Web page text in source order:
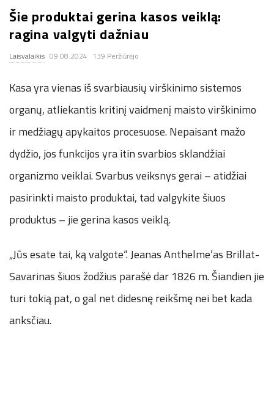
.
c
o
.
u
k
Šie produktai gerina kasos veiklą:
ragina valgyti dažniau
Laisvalaikis 09.08.2024 139 Peržiūrėjo
Kasa yra vienas iš svarbiausių virškinimo sistemos
organų, atliekantis kritinį vaidmenį maisto virškinimo
ir medžiagų apykaitos procesuose. Nepaisant mažo
dydžio, jos funkcijos yra itin svarbios sklandžiai
organizmo veiklai. Svarbus veiksnys gerai – atidžiai
pasirinkti maisto produktai, tad valgykite šiuos
produktus – jie gerina kasos veiklą.
„Jūs esate tai, ką valgote“. Jeanas Anthelme’as Brillat-
Savarinas šiuos žodžius parašė dar 1826 m. Šiandien jie
turi tokią pat, o gal net didesnę reikšmę nei bet kada
anksčiau.